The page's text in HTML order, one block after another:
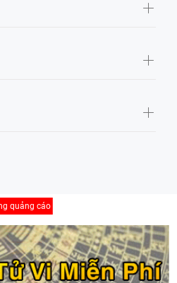
quảng cáo
by Xố Số Đại Cát